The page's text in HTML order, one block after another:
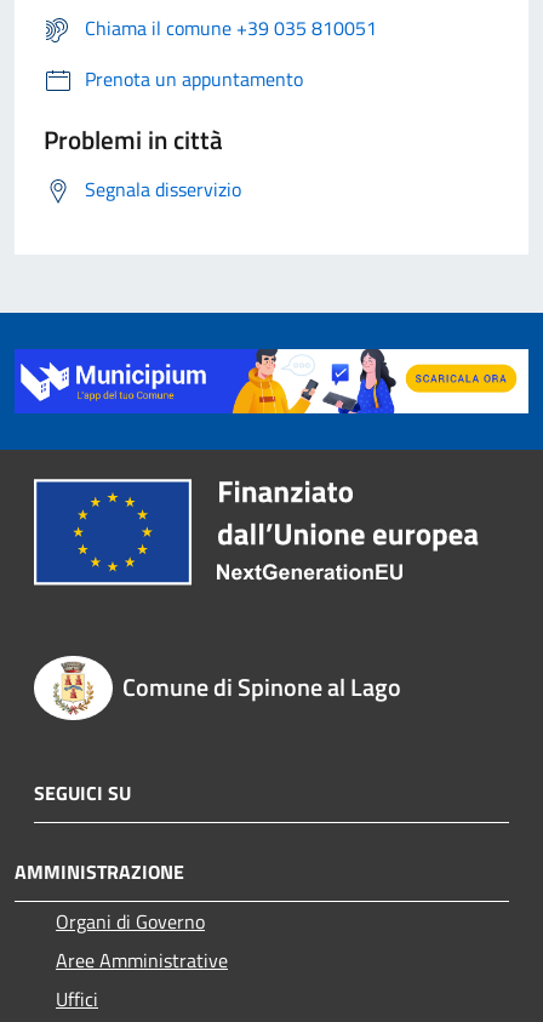
Chiama il comune +39 035 810051
Prenota un appuntamento
Problemi in città
Segnala disservizio
Comune di Spinone al Lago
SEGUICI SU
AMMINISTRAZIONE
Organi di Governo
Aree Amministrative
Uffici